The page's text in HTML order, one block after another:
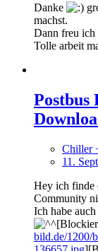
Danke
machst.
Dann freu ich
Tolle arbeit
Postbus
Chiller
11.
Hey ich finde
Community
Ich habe
bild.de/1200/